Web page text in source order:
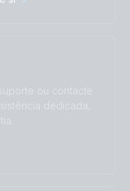
and accept the
ou contacte
dedicada,